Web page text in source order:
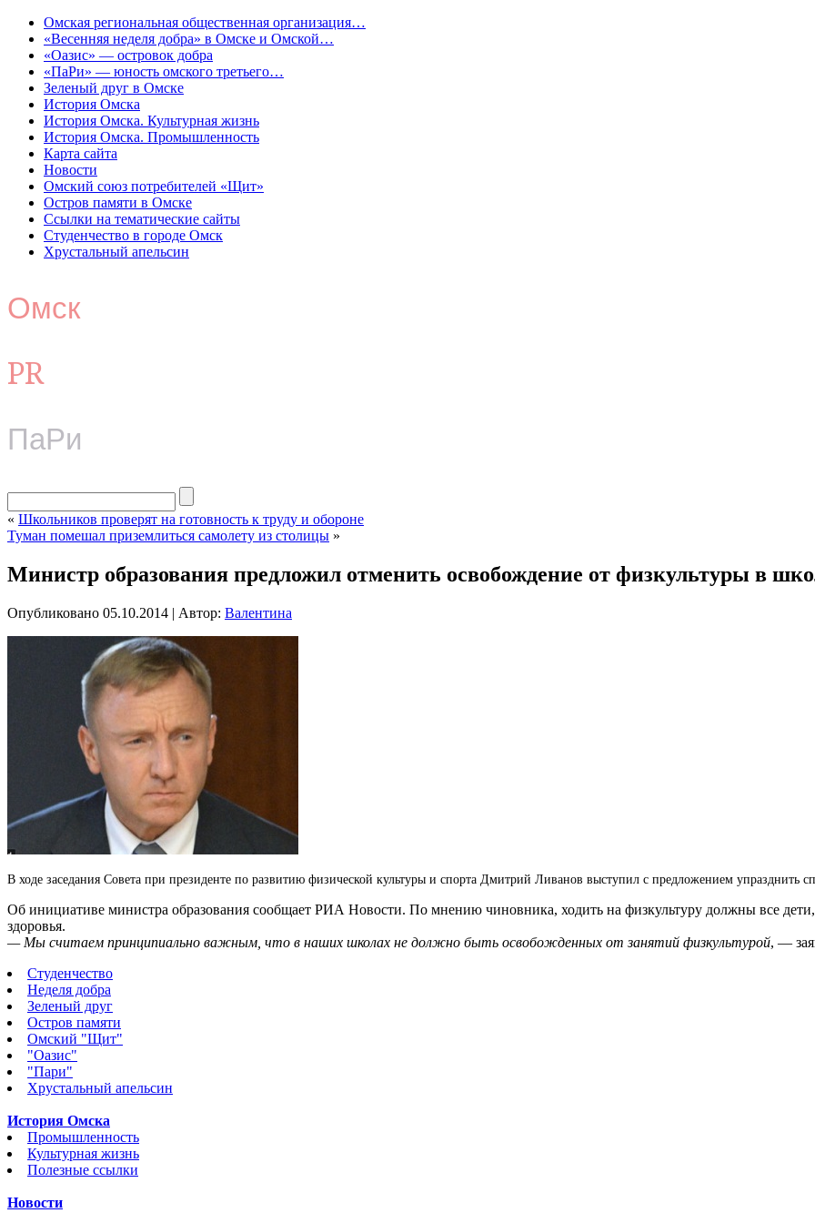
Омская региональная общественная организация…
«Весенняя неделя добра» в Омске и Омской…
«Оазис» — островок добра
«ПаРи» — юность омского третьего…
Зеленый друг в Омске
История Омска
История Омска. Культурная жизнь
История Омска. Промышленность
Карта сайта
Новости
Омский союз потребителей «Щит»
Остров памяти в Омске
Ссылки на тематические сайты
Студенчество в городе Омск
Хрустальный апельсин
Омск
PR
ПаРи
« Школьников проверят на готовность к труду и обороне
Туман помешал приземлиться самолету из столицы »
Министр образования предложил отменить освобождение от физкультуры в
Опубликовано 05.10.2014 | Автор: Валентина
В ходе заседания Совета при президенте по развитию физической культуры и спорта Дмитрий Ливанов выступил с предложением упразднить
Об инициативе министра образования сообщает РИА Новости. По мнению чиновника, ходить на физкультуру должны все
здоровья.
— Мы считаем принципиально важным, что в наших школах не должно быть освобожденных от занятий физкультурой, —
Студенчество
Неделя добра
Зеленый друг
Остров памяти
Омский "Щит"
"Оазис"
"Пари"
Хрустальный апельсин
История Омска
Промышленность
Культурная жизнь
Полезные ссылки
Новости